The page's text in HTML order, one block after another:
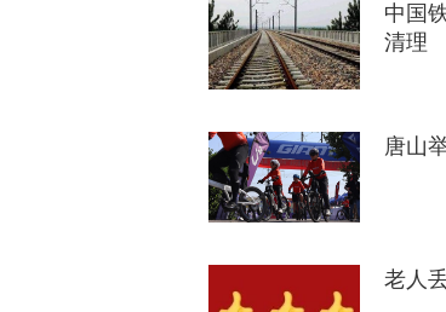
中国
清理
唐山
老人